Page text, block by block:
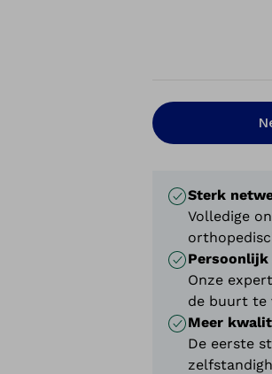
Sterk
Volledige
Persoonlijk
Onze
de buurt te
Meer
De eerste